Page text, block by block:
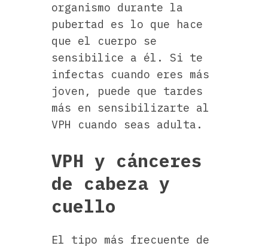
organismo durante la
pubertad es lo que hace
que el cuerpo se
sensibilice a él. Si te
infectas cuando eres más
joven, puede que tardes
más en sensibilizarte al
VPH cuando seas adulta.
VPH y cánceres
de cabeza y
cuello
El tipo más frecuente de